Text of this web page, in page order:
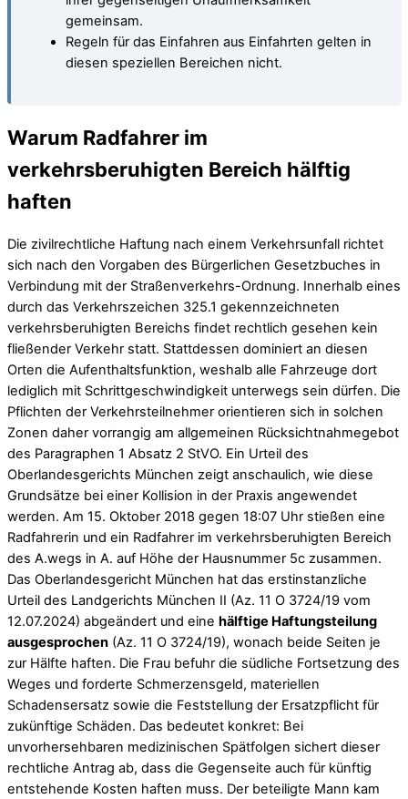
gemeinsam.
Regeln für das Einfahren aus Einfahrten gelten in
diesen speziellen Bereichen nicht.
Warum Radfahrer im
verkehrsberuhigten Bereich hälftig
haften
Die zivilrechtliche Haftung nach einem Verkehrsunfall richtet
sich nach den Vorgaben des Bürgerlichen Gesetzbuches in
Verbindung mit der Straßenverkehrs-Ordnung. Innerhalb eines
durch das Verkehrszeichen 325.1 gekennzeichneten
verkehrsberuhigten Bereichs findet rechtlich gesehen kein
fließender Verkehr statt. Stattdessen dominiert an diesen
Orten die Aufenthaltsfunktion, weshalb alle Fahrzeuge dort
lediglich mit Schrittgeschwindigkeit unterwegs sein dürfen. Die
Pflichten der Verkehrsteilnehmer orientieren sich in solchen
Zonen daher vorrangig am allgemeinen Rücksichtnahmegebot
des Paragraphen 1 Absatz 2 StVO. Ein Urteil des
Oberlandesgerichts München zeigt anschaulich, wie diese
Grundsätze bei einer Kollision in der Praxis angewendet
werden. Am 15. Oktober 2018 gegen 18:07 Uhr stießen eine
Radfahrerin und ein Radfahrer im verkehrsberuhigten Bereich
des A.wegs in A. auf Höhe der Hausnummer 5c zusammen.
Das Oberlandesgericht München hat das erstinstanzliche
Urteil des Landgerichts München II (Az. 11 O 3724/19 vom
12.07.2024) abgeändert und eine hälftige Haftungsteilung
ausgesprochen (Az. 11 O 3724/19), wonach beide Seiten je
zur Hälfte haften. Die Frau befuhr die südliche Fortsetzung des
Weges und forderte Schmerzensgeld, materiellen
Schadensersatz sowie die Feststellung der Ersatzpflicht für
zukünftige Schäden. Das bedeutet konkret: Bei
unvorhersehbaren medizinischen Spätfolgen sichert dieser
rechtliche Antrag ab, dass die Gegenseite auch für künftig
entstehende Kosten haften muss. Der beteiligte Mann kam